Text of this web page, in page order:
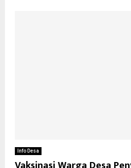
Info Desa